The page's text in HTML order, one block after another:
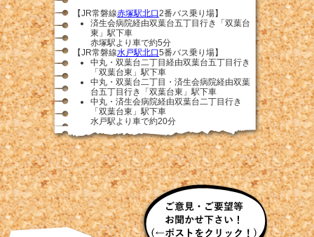
【JR常磐線赤塚駅北口2番バス乗り場】
済生会病院経由双葉台五丁目行き「双葉台
東」駅下車
赤塚駅より車で約5分
【JR常磐線水戸駅北口5番バス乗り場】
中丸・双葉台二丁目経由双葉台五丁目行き
「双葉台東」駅下車
中丸・双葉台二丁目・済生会病院経由双葉
台五丁目行き「双葉台東」駅下車
中丸・済生会病院経由双葉台二丁目行き
「双葉台東」駅下車
水戸駅より車で約20分